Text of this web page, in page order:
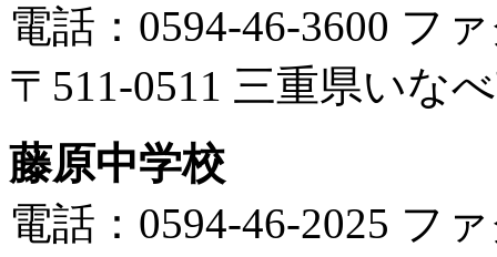
電話：0594-46-3600 フ
〒511-0511 三重県いな
藤原中学校
電話：0594-46-2025 フ